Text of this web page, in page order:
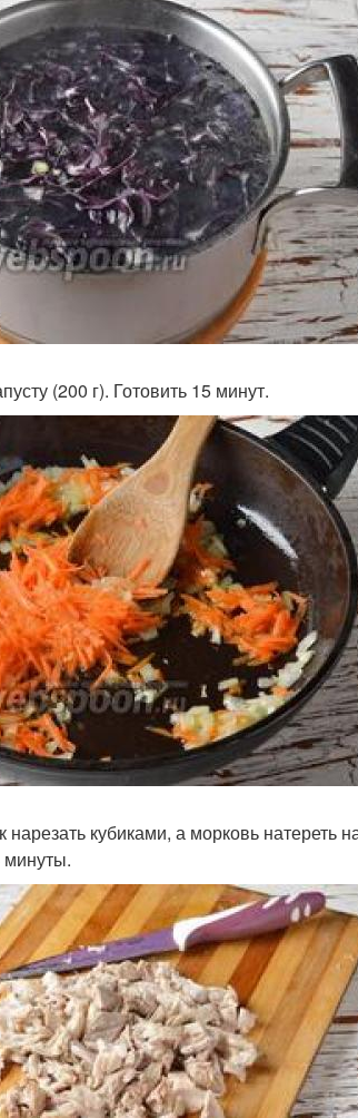
(200 г). Готовить 15 минут.
кубиками, а морковь натереть
минуты.